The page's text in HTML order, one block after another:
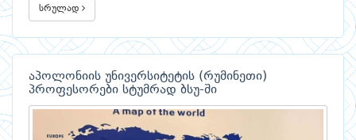
სრულად
აპოლონიის უნივერსიტეტის (რუმინეთი)
პროფესორები სტუმრად ბსუ-ში